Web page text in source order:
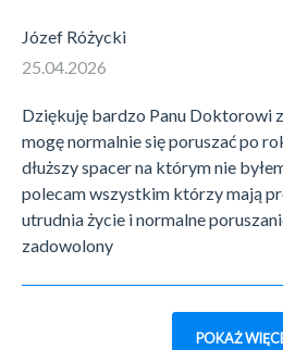
Józef Różycki
25.04.2026
Dziękuję bardzo Panu Doktorowi
mogę normalnie się poruszać po
dłuższy spacer na którym nie
polecam wszystkim którzy mają
utrudnia życie i normalne
zadowolony
POKAŻ